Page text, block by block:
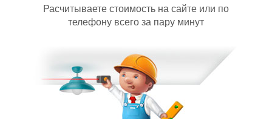
Расчитываете стоимость на сайте или по
телефону всего за пару минут